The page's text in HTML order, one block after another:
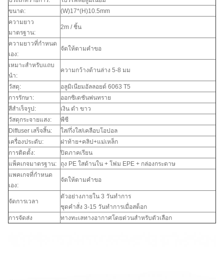
ขนาด:
(W)17*(H)10.5mm
ความยาว
มาตรฐาน:
2m / ชิ้น
ความยาวที่กำหนด
เอง:
จัดให้ตามคำขอ
เหมาะสำหรับแถบ
นำ:
ความกว้างด้านล่าง 5-8 มม
วัสดุ:
อลูมิเนียมอัลลอยด์ 6063 T5
การรักษา:
ออกซิเดชันพ่นทราย
สีสำเร็จรูป:
เงิน ดำ ขาว
วัสดุกระจายแสง:
พีซี
Diffuser เสร็จสิ้น:
ใส/กึ่งใส/เคลือบโอปอล
เครื่องประดับ:
ฝาท้าย+คลิป+แม่เหล็ก
การติดตั้ง:
ปิดภาคเรียน
แพ็คเกจมาตรฐาน:
ถุง PE ใสด้านใน + โฟม EPE + กล่องกระดาษ
แพคเกจที่กำหนด
เอง:
จัดให้ตามคำขอ
จัดการเวลา
ตัวอย่างภายใน 3 วันทำการ
ชุดคำสั่ง 3-15 วันทำการเมื่อสต็อก
การจัดส่ง
ทางทะเลทางอากาศโดยด่วนสำหรับตัวเลือก